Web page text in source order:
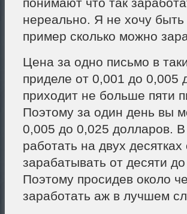
понимают что так
нереально. Я не хочу
пример сколько можно
Цена за одно письмо в
приделе от 0,001 до 0,005
приходит не больше пяти
Поэтому за один день вы
0,005 до 0,025 долларов.
работать на двух
зарабатывать от десяти
Поэтому просидев около
заработать аж в лучшем